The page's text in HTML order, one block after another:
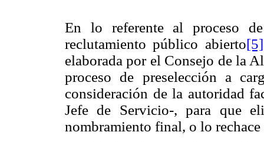
En lo referente al proceso
reclutamiento público abierto[5]
elaborada por el Consejo de la
proceso de preselección a
consideración de la autoridad
Jefe de Servicio-, para que
nombramiento final, o lo rechace